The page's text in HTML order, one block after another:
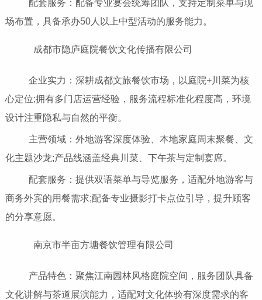
配套服务：配备专业宴会统筹团队，支持定制菜单与现
场布置，具备承办50人以上中型活动的服务能力。
成都市隐庐庭院餐饮文化传播有限公司
企业实力：深耕成都文旅餐饮市场，以庭院+川菜为核
心定位;拥有多门店运营经验，服务流程标准化程度高，环境
设计注重隐私与自然的平衡。
主营领域：外地游客深度体验、本地家庭周末聚餐、文
化主题沙龙;产品线涵盖经典川菜、下午茶与定制宴席。
配套服务：提供双语菜单与导览服务，适配外地游客与
商务外宾的用餐需求;配备专业摄影打卡点位引导，提升顾客
的分享意愿。
南京市半亩方塘餐饮管理有限公司
产品特色：聚焦江南园林风格庭院空间，服务团队具备
文化讲解与茶道展演能力，适配对文化体验有深度需求的客